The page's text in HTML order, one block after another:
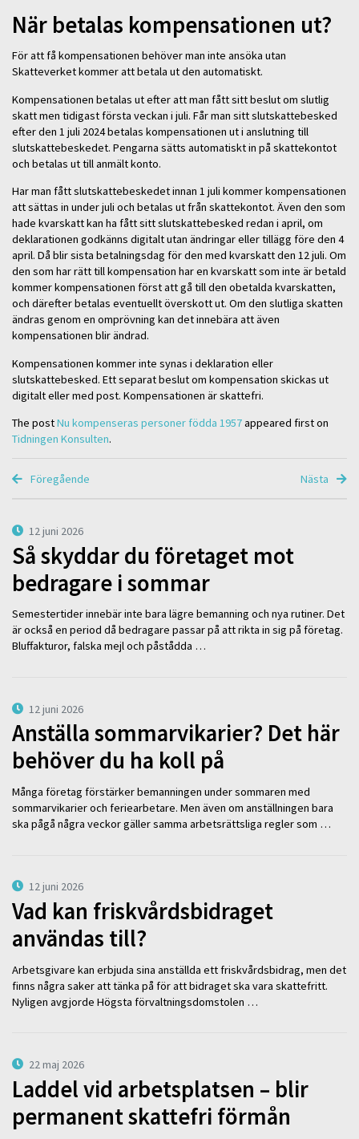
När betalas kompensationen ut?
För att få kompensationen behöver man inte ansöka utan
Skatteverket kommer att betala ut den automatiskt.
Kompensationen betalas ut efter att man fått sitt beslut om slutlig
skatt men tidigast första veckan i juli. Får man sitt slutskattebesked
efter den 1 juli 2024 betalas kompensationen ut i anslutning till
slutskattebeskedet. Pengarna sätts automatiskt in på skattekontot
och betalas ut till anmält konto.
Har man fått slutskattebeskedet innan 1 juli kommer kompensationen
att sättas in under juli och betalas ut från skattekontot. Även den som
hade kvarskatt kan ha fått sitt slutskattebesked redan i april, om
deklarationen godkänns digitalt utan ändringar eller tillägg före den 4
april. Då blir sista betalningsdag för den med kvarskatt den 12 juli. Om
den som har rätt till kompensation har en kvarskatt som inte är betald
kommer kompensationen först att gå till den obetalda kvarskatten,
och därefter betalas eventuellt överskott ut. Om den slutliga skatten
ändras genom en omprövning kan det innebära att även
kompensationen blir ändrad.
Kompensationen kommer inte synas i deklaration eller
slutskattebesked. Ett separat beslut om kompensation skickas ut
digitalt eller med post. Kompensationen är skattefri.
The postNu kompenseras personer födda 1957appeared first on
Tidningen Konsulten.
Föregående Nästa
12 juni 2026
Så skyddar du företaget mot
bedragare i sommar
Semestertider innebär inte bara lägre bemanning och nya rutiner. Det
är också en period då bedragare passar på att rikta in sig på företag.
Bluffakturor, falska mejl och påstådda …
12 juni 2026
Anställa sommarvikarier? Det här
behöver du ha koll på
Många företag förstärker bemanningen under sommaren med
sommarvikarier och feriearbetare. Men även om anställningen bara
ska pågå några veckor gäller samma arbetsrättsliga regler som …
12 juni 2026
Vad kan friskvårdsbidraget
användas till?
Arbetsgivare kan erbjuda sina anställda ett friskvårdsbidrag, men det
finns några saker att tänka på för att bidraget ska vara skattefritt.
Nyligen avgjorde Högsta förvaltningsdomstolen …
22 maj 2026
Laddel vid arbetsplatsen – blir
permanent skattefri förmån